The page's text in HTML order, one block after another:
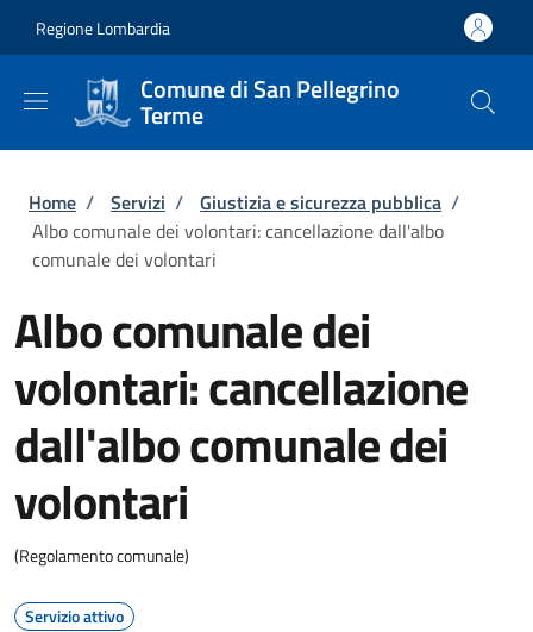
Regione Lombardia
Comune di San Pellegrino
Terme
Briciole di pane
Home / Servizi / Giustizia e sicurezza pubblica /
Albo comunale dei volontari: cancellazione dall'albo
comunale dei volontari
Albo comunale dei
volontari: cancellazione
dall'albo comunale dei
volontari
(Regolamento comunale)
Servizio attivo